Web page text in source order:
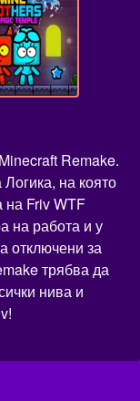
Remake.
на която
на Friv WTF
на работа и у
отключени за
трябва да
нива и